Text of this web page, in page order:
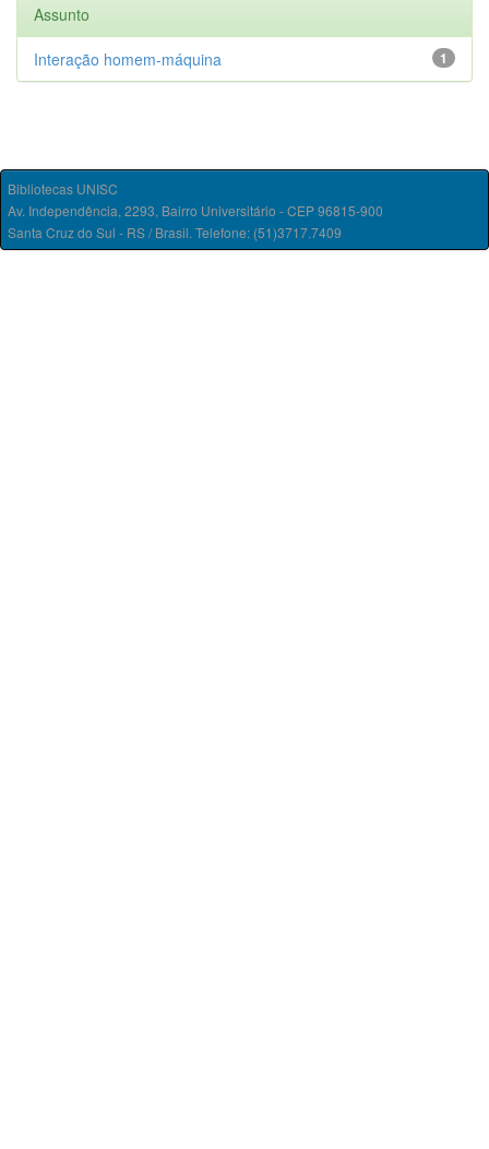
Assunto
1
Interação homem-máquina
Bibliotecas UNISC
Av. Independência, 2293, Bairro Universitário - CEP 96815-900
Santa Cruz do Sul - RS / Brasil. Telefone: (51)3717.7409